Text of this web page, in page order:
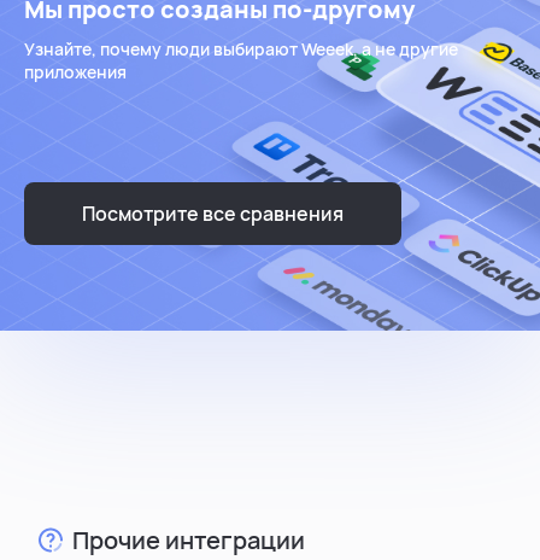
Мы просто созданы по-другому
Узнайте, почему люди выбирают Weeek, а не другие
приложения
Посмотрите все сравнения
Прочие интеграции